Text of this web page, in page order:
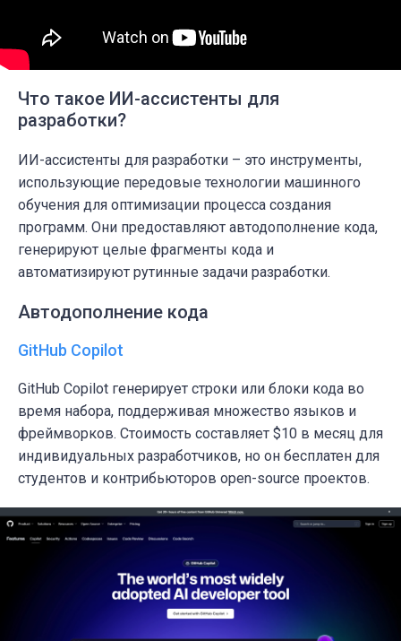
Что такое ИИ-ассистенты для
разработки?
ИИ-ассистенты для разработки – это инструменты,
использующие передовые технологии машинного
обучения для оптимизации процесса создания
программ. Они предоставляют автодополнение кода,
генерируют целые фрагменты кода и
автоматизируют рутинные задачи разработки.
Автодополнение кода
GitHub Copilot
GitHub Copilot генерирует строки или блоки кода во
время набора, поддерживая множество языков и
фреймворков. Стоимость составляет $10 в месяц для
индивидуальных разработчиков, но он бесплатен для
студентов и контрибьюторов open-source проектов.